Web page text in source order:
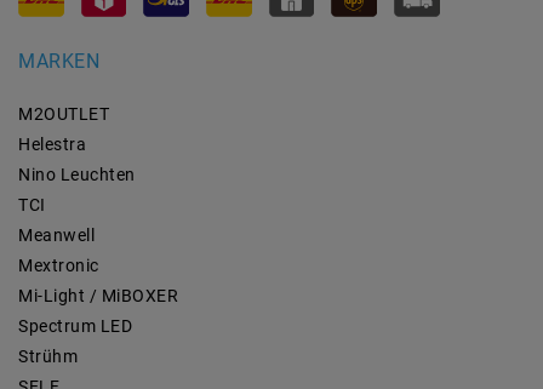
MARKEN
M2OUTLET
Helestra
Nino Leuchten
TCI
Meanwell
Mextronic
Mi-Light / MiBOXER
Spectrum LED
Strühm